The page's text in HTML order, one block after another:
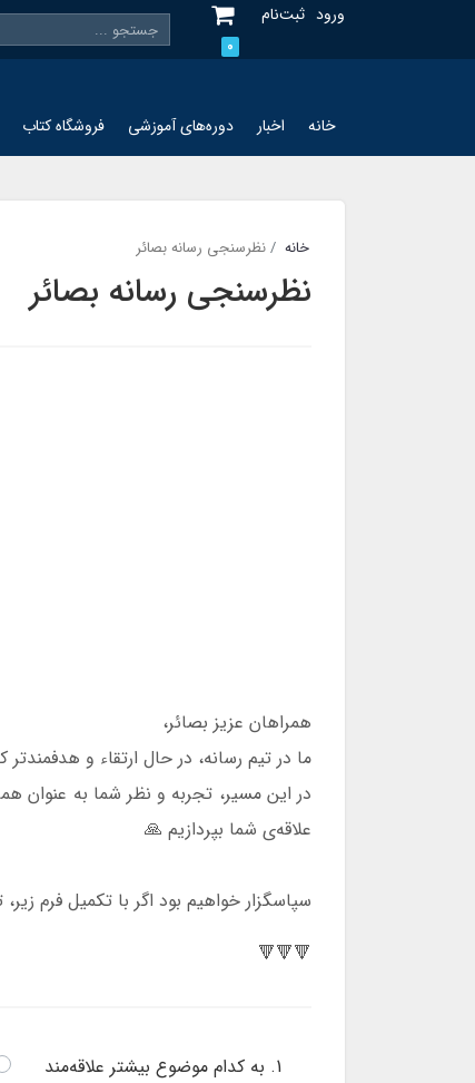
ورود ثبت‌نام
0
خانه اخبار دوره‌های آموزشی فروشگاه کتاب
خانه نظرسنجی رسانه بصائر
نظرسنجی رسانه بصائر
همراهان عزیز بصائر،
ما در تیم رسانه‌، در حال ارتقاء و هدفمندتر
در این مسیر، تجربه و نظر شما به عنوان
علاقه‌ی شما بپردازیم 🙏
سپاسگزار خواهیم بود اگر با تکمیل فرم
🔻🔻🔻
1. به کدام موضوع بیشتر علاقه‌مند